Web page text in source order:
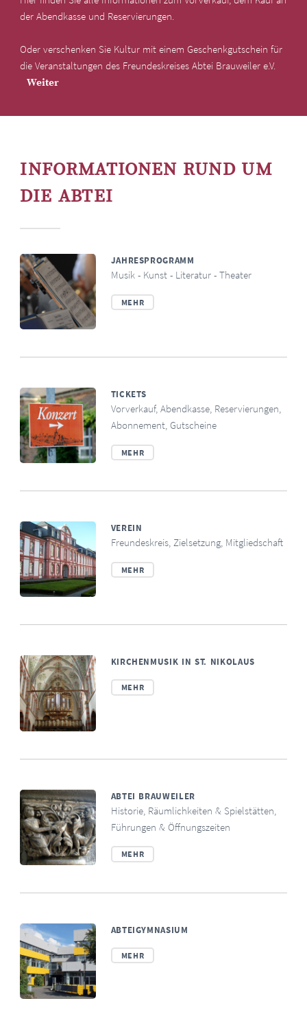
der Abendkasse und Reservierungen.
Oder verschenken Sie Kultur mit einem Geschenkgutschein für
die Veranstaltungen des Freundeskreises Abtei Brauweiler e.V.
Weiter
INFORMATIONEN RUND UM
DIE ABTEI
JAHRESPROGRAMM
Musik - Kunst - Literatur - Theater
MEHR
TICKETS
Vorverkauf, Abendkasse, Reservierungen,
Abonnement, Gutscheine
MEHR
VEREIN
Freundeskreis, Zielsetzung, Mitgliedschaft
MEHR
KIRCHENMUSIK IN ST. NIKOLAUS
MEHR
ABTEI BRAUWEILER
Historie, Räumlichkeiten & Spielstätten,
Führungen & Öffnungszeiten
MEHR
ABTEIGYMNASIUM
MEHR